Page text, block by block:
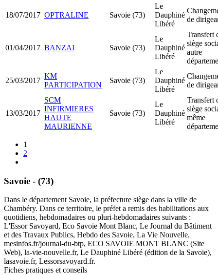
18/07/2017 OPTRALINE Savoie (73)
Le
Dauphiné
Libéré
de
01/04/2017 BANZAI Savoie (73)
Le
Dauphiné
Libéré
Transfert
siège
autre
25/03/2017
KM
PARTICIPATION
Savoie (73)
Le
Dauphiné
Libéré
de
13/03/2017
SCM
INFIRMIERES
HAUTE
MAURIENNE
Savoie (73)
Le
Dauphiné
Libéré
Transfert
siège
même
1
2
Savoie - (73)
Dans le département Savoie, la préfecture siège dans la ville de
Chambéry. Dans ce territoire, le préfet a remis des habilitations aux
quotidiens, hebdomadaires ou pluri-hebdomadaires suivants :
L'Essor Savoyard, Eco Savoie Mont Blanc, Le Journal du Bâtiment
et des Travaux Publics, Hebdo des Savoie, La Vie Nouvelle,
mesinfos.fr/journal-du-btp, ECO SAVOIE MONT BLANC (Site
Web), la-vie-nouvelle.fr, Le Dauphiné Libéré (édition de la Savoie),
lasavoie.fr, Lessorsavoyard.fr.
Fiches pratiques et conseils